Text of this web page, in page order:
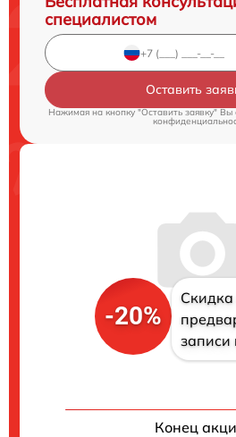
специалистом
Оставить
Нажимая на кнопку "Оставить заявку" Вы
-20%
Скидка
записи
Конец